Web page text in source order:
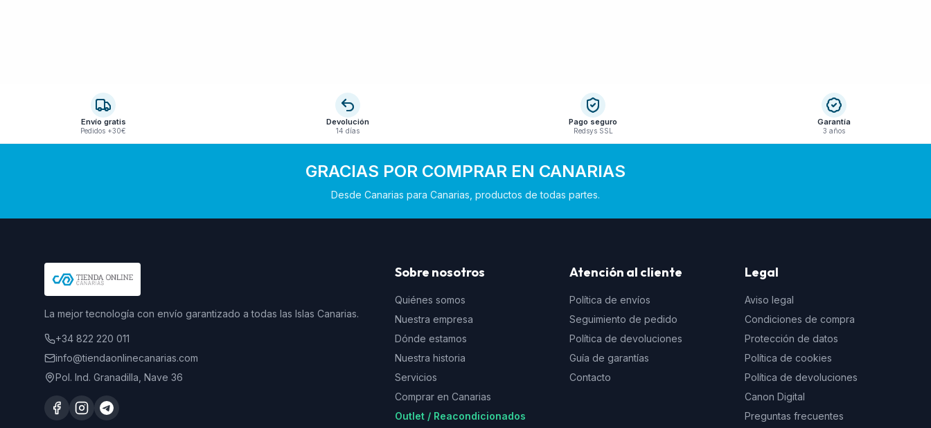
Envío gratis
Pedidos +30€
Devolución
14 días
Pago seguro
Redsys SSL
Garantía
3 años
GRACIAS POR COMPRAR EN CANARIAS
Desde Canarias para Canarias, productos de todas partes.
La mejor tecnología con envío garantizado a todas las Islas Canarias.
+34 822 220 011
info@tiendaonlinecanarias.com
Pol. Ind. Granadilla, Nave 36
Sobre nosotros
Quiénes somos
Nuestra empresa
Dónde estamos
Nuestra historia
Servicios
Comprar en Canarias
Outlet / Reacondicionados
Atención al cliente
Política de envíos
Seguimiento de pedido
Política de devoluciones
Guía de garantías
Contacto
Legal
Aviso legal
Condiciones de compra
Protección de datos
Política de cookies
Política de devoluciones
Canon Digital
Preguntas frecuentes